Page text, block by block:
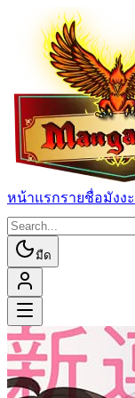
หน้าแรกรายชื่อมังงะ
มืด